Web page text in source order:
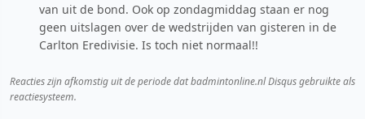
van uit de bond. Ook op zondagmiddag staan er nog
geen uitslagen over de wedstrijden van gisteren in de
Carlton Eredivisie. Is toch niet normaal!!
Reacties zijn afkomstig uit de periode dat badmintonline.nl Disqus gebruikte als
reactiesysteem.